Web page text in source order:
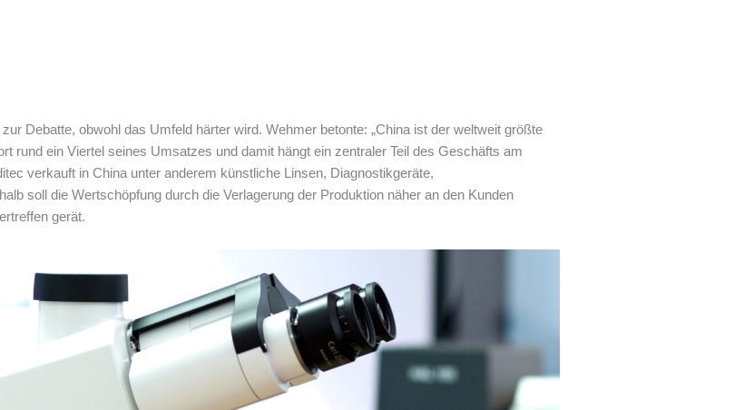
Debatte, obwohl das Umfeld härter wird. Wehmer betonte: „China ist der weltweit größte
rund ein Viertel seines Umsatzes und damit hängt ein zentraler Teil des Geschäfts am
verkauft in China unter anderem künstliche Linsen, Diagnostikgeräte,
soll die Wertschöpfung durch die Verlagerung der Produktion näher an den Kunden
gerät.